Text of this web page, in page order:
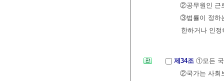
②공무원인 근
③법률이 정하
한하거나 인
제34조 ①모든 국
②국가는 사회